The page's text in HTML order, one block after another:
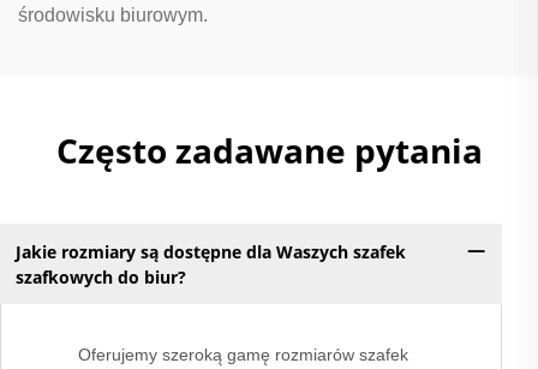
środowisku biurowym.
Często zadawane pytania
Jakie rozmiary są dostępne dla Waszych szafek
szafkowych do biur?
Oferujemy szeroką gamę rozmiarów szafek